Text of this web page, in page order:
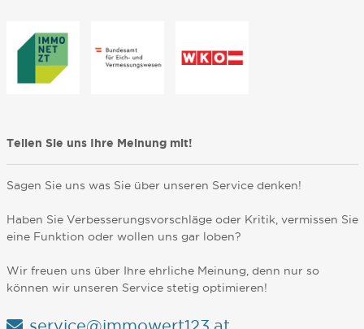
Teilen Sie uns Ihre Meinung mit!
Sagen Sie uns was Sie über unseren Service denken!
Haben Sie Verbesserungsvorschläge oder Kritik, vermissen Sie
eine Funktion oder wollen uns gar loben?
Wir freuen uns über Ihre ehrliche Meinung, denn nur so
können wir unseren Service stetig optimieren!